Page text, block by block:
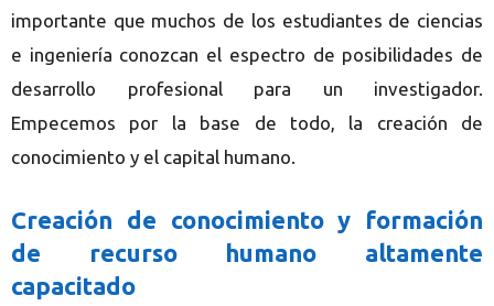
importante que muchos de los estudiantes de ciencias
e ingeniería conozcan el espectro de posibilidades de
desarrollo profesional para un investigador.
Empecemos por la base de todo, la creación de
conocimiento y el capital humano.
Creación de conocimiento y formación
de recurso humano altamente
capacitado